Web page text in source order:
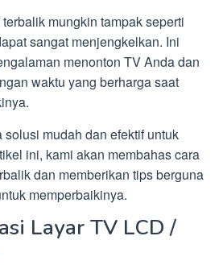
mungkin tampak seperti
sangat menjengkelkan. Ini
menonton TV Anda dan
waktu yang berharga saat
mudah dan efektif untuk
ini, kami akan membahas cara
dan memberikan tips berguna
memperbaikinya.
Layar TV LCD /